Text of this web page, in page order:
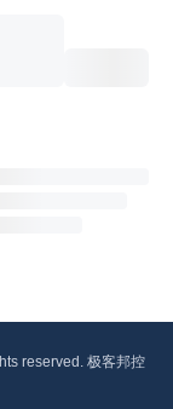
reserved. 极客邦控